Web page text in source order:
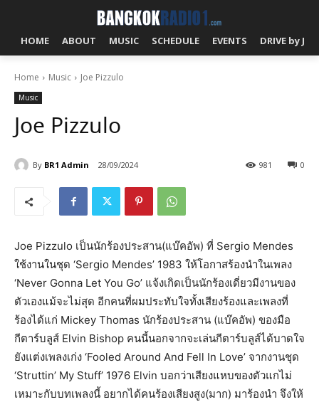
HOME ABOUT MUSIC SCHEDULE EVENTS DRIVE by
Home Music Joe Pizzulo
Music
Joe Pizzulo
By BR1 Admin 28/09/2024 0
981
Joe Pizzulo เป็นนักร้องประสาน(แบ๊คอัพ) ที่ Sergio Mendes
ใช้งานในชุด ‘Sergio Mendes’ 1983 ให้โอกาสร้องนำในเพลง
‘Never Gonna Let You Go’ แจ้งเกิดเป็นนักร้องเดี่ยวมีงานของ
ตัวเองแม้จะไม่สุด อีกคนที่ผมประทับใจทั้งเสียงร้องและเพลงที่
ร้องได้แก่ Mickey Thomas นักร้องประสาน (แบ๊คอัพ) ของมือ
กีตาร์บลูส์ Elvin Bishop คนนี้นอกจากจะเล่นกีตาร์บลูส์ได้บาดใจ
ยังแต่งเพลงเก่ง ‘Fooled Around And Fell In Love’ จากงานชุด
‘Struttin’ My Stuff’ 1976 Elvin บอกว่าเสียงแหบของตัวแกไม่
เหมาะกับบทเพลงนี้ อยากได้คนร้องเสียงสูง(มาก) มาร้องนำ จึงให้